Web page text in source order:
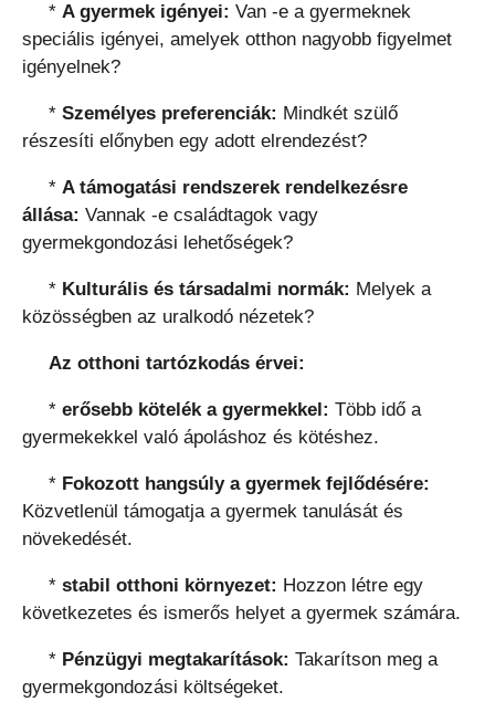
* A gyermek igényei: Van -e a gyermeknek
speciális igényei, amelyek otthon nagyobb figyelmet
igényelnek?
* Személyes preferenciák: Mindkét szülő
részesíti előnyben egy adott elrendezést?
* A támogatási rendszerek rendelkezésre
állása: Vannak -e családtagok vagy
gyermekgondozási lehetőségek?
* Kulturális és társadalmi normák: Melyek a
közösségben az uralkodó nézetek?
Az otthoni tartózkodás érvei:
* erősebb kötelék a gyermekkel: Több idő a
gyermekekkel való ápoláshoz és kötéshez.
* Fokozott hangsúly a gyermek fejlődésére:
Közvetlenül támogatja a gyermek tanulását és
növekedését.
* stabil otthoni környezet: Hozzon létre egy
következetes és ismerős helyet a gyermek számára.
* Pénzügyi megtakarítások: Takarítson meg a
gyermekgondozási költségeket.